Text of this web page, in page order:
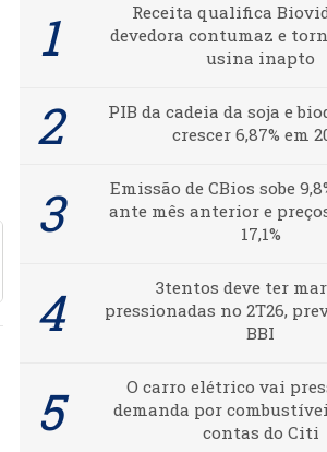
Receita qualifica
devedora contumaz e
usina inapto
PIB da cadeia da soja e
crescer 6,87% em
Emissão de CBios sobe
ante mês anterior e
17,1%
3tentos deve ter
pressionadas no 2T26,
BBI
O carro elétrico vai
demanda por
contas do Citi